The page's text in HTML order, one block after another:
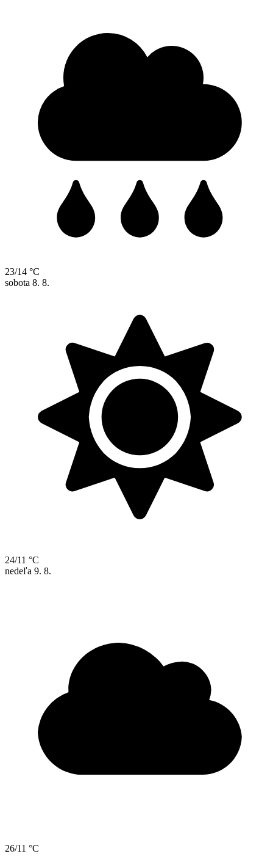
23/14 °C
sobota 8. 8.
24/11 °C
nedeľa 9. 8.
26/11 °C